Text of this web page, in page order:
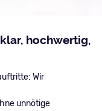
hochwertig,
Wir
unnötige